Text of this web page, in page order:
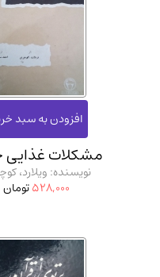
مشکلات غذایی
نویسنده: ویلارد،
528,000تومان